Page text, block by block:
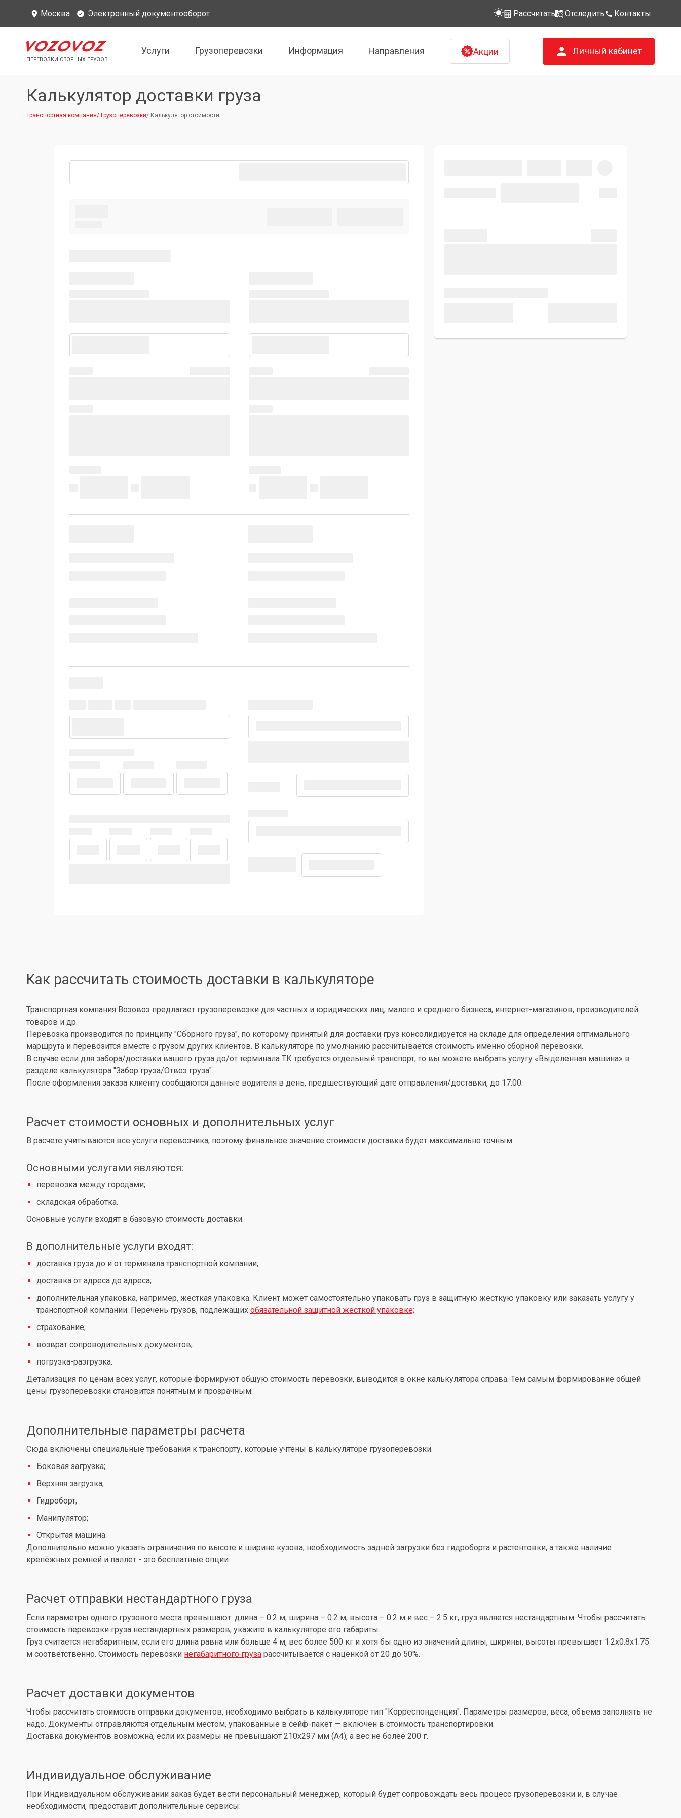
Москва Электронный документооборот Рассчитать Отследить Контакты
ПЕРЕВОЗКИ СБОРНЫХ ГРУЗОВ
Услуги Грузоперевозки Информация Направления Акции Личный кабинет
Калькулятор доставки груза
Транспортная компания/ Грузоперевозки/ Калькулятор стоимости
Как рассчитать стоимость доставки в калькуляторе
Транспортная компания Возовоз предлагает грузоперевозки для частных и юридических лиц, малого и среднего бизнеса, интернет-магазинов, производителей
товаров и др.
Перевозка производится по принципу "Сборного груза", по которому принятый для доставки груз консолидируется на складе для определения оптимального
маршрута и перевозится вместе с грузом других клиентов. В калькуляторе по умолчанию рассчитывается стоимость именно сборной перевозки.
В случае если для забора/доставки вашего груза до/от терминала ТК требуется отдельный транспорт, то вы можете выбрать услугу «Выделенная машина» в
разделе калькулятора "Забор груза/Отвоз груза".
После оформления заказа клиенту сообщаются данные водителя в день, предшествующий дате отправления/доставки, до 17:00.
Расчет стоимости основных и дополнительных услуг
В расчете учитываются все услуги перевозчика, поэтому финальное значение стоимости доставки будет максимально точным.
Основными услугами являются:
перевозка между городами;
складская обработка.
Основные услуги входят в базовую стоимость доставки.
В дополнительные услуги входят:
доставка груза до и от терминала транспортной компании;
доставка от адреса до адреса;
дополнительная упаковка, например, жесткая упаковка. Клиент может самостоятельно упаковать груз в защитную жесткую упаковку или заказать услугу у
транспортной компании. Перечень грузов, подлежащих обязательной защитной жесткой упаковке;
страхование;
возврат сопроводительных документов;
погрузка-разгрузка.
Детализация по ценам всех услуг, которые формируют общую стоимость перевозки, выводится в окне калькулятора справа. Тем самым формирование общей
цены грузоперевозки становится понятным и прозрачным.
Дополнительные параметры расчета
Сюда включены специальные требования к транспорту, которые учтены в калькуляторе грузоперевозки.
Боковая загрузка;
Верхняя загрузка;
Гидроборт;
Манипулятор;
Открытая машина.
Дополнительно можно указать ограничения по высоте и ширине кузова, необходимость задней загрузки без гидроборта и растентовки, а также наличие
крепёжных ремней и паллет - это бесплатные опции.
Расчет отправки нестандартного груза
Если параметры одного грузового места превышают: длина – 0.2 м, ширина – 0.2 м, высота – 0.2 м и вес – 2.5 кг, груз является нестандартным. Чтобы рассчитать
стоимость перевозки груза нестандартных размеров, укажите в калькуляторе его габариты.
Груз считается негабаритным, если его длина равна или больше 4 м, вес более 500 кг и хотя бы одно из значений длины, ширины, высоты превышает 1.2x0.8x1.75
м соответственно. Стоимость перевозки негабаритного груза рассчитывается с наценкой от 20 до 50%.
Расчет доставки документов
Чтобы рассчитать стоимость отправки документов, необходимо выбрать в калькуляторе тип "Корреспонденция". Параметры размеров, веса, объема заполнять не
надо. Документы отправляются отдельным местом, упакованные в сейф-пакет — включен в стоимость транспортировки.
Доставка документов возможна, если их размеры не превышают 210x297 мм (А4), а вес не более 200 г.
Индивидуальное обслуживание
При Индивидуальном обслуживании заказ будет вести персональный менеджер, который будет сопровождать весь процесс грузоперевозки и, в случае
необходимости, предоставит дополнительные сервисы: